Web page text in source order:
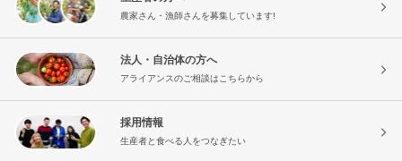
農家さん・漁師さんを募集しています!
法人・自治体の方へ
アライアンスのご相談はこちらから
採用情報
生産者と食べる人をつなぎたい